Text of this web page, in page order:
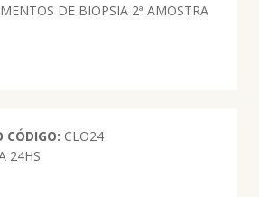
DE BIOPSIA 2ª AMOSTRA
CÓDIGO: CLO24
24HS